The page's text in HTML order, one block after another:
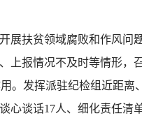
展扶贫领域腐败和作风问
报情况不及时等情形，
。发挥派驻纪检组近距离
心谈话17人、细化责任清